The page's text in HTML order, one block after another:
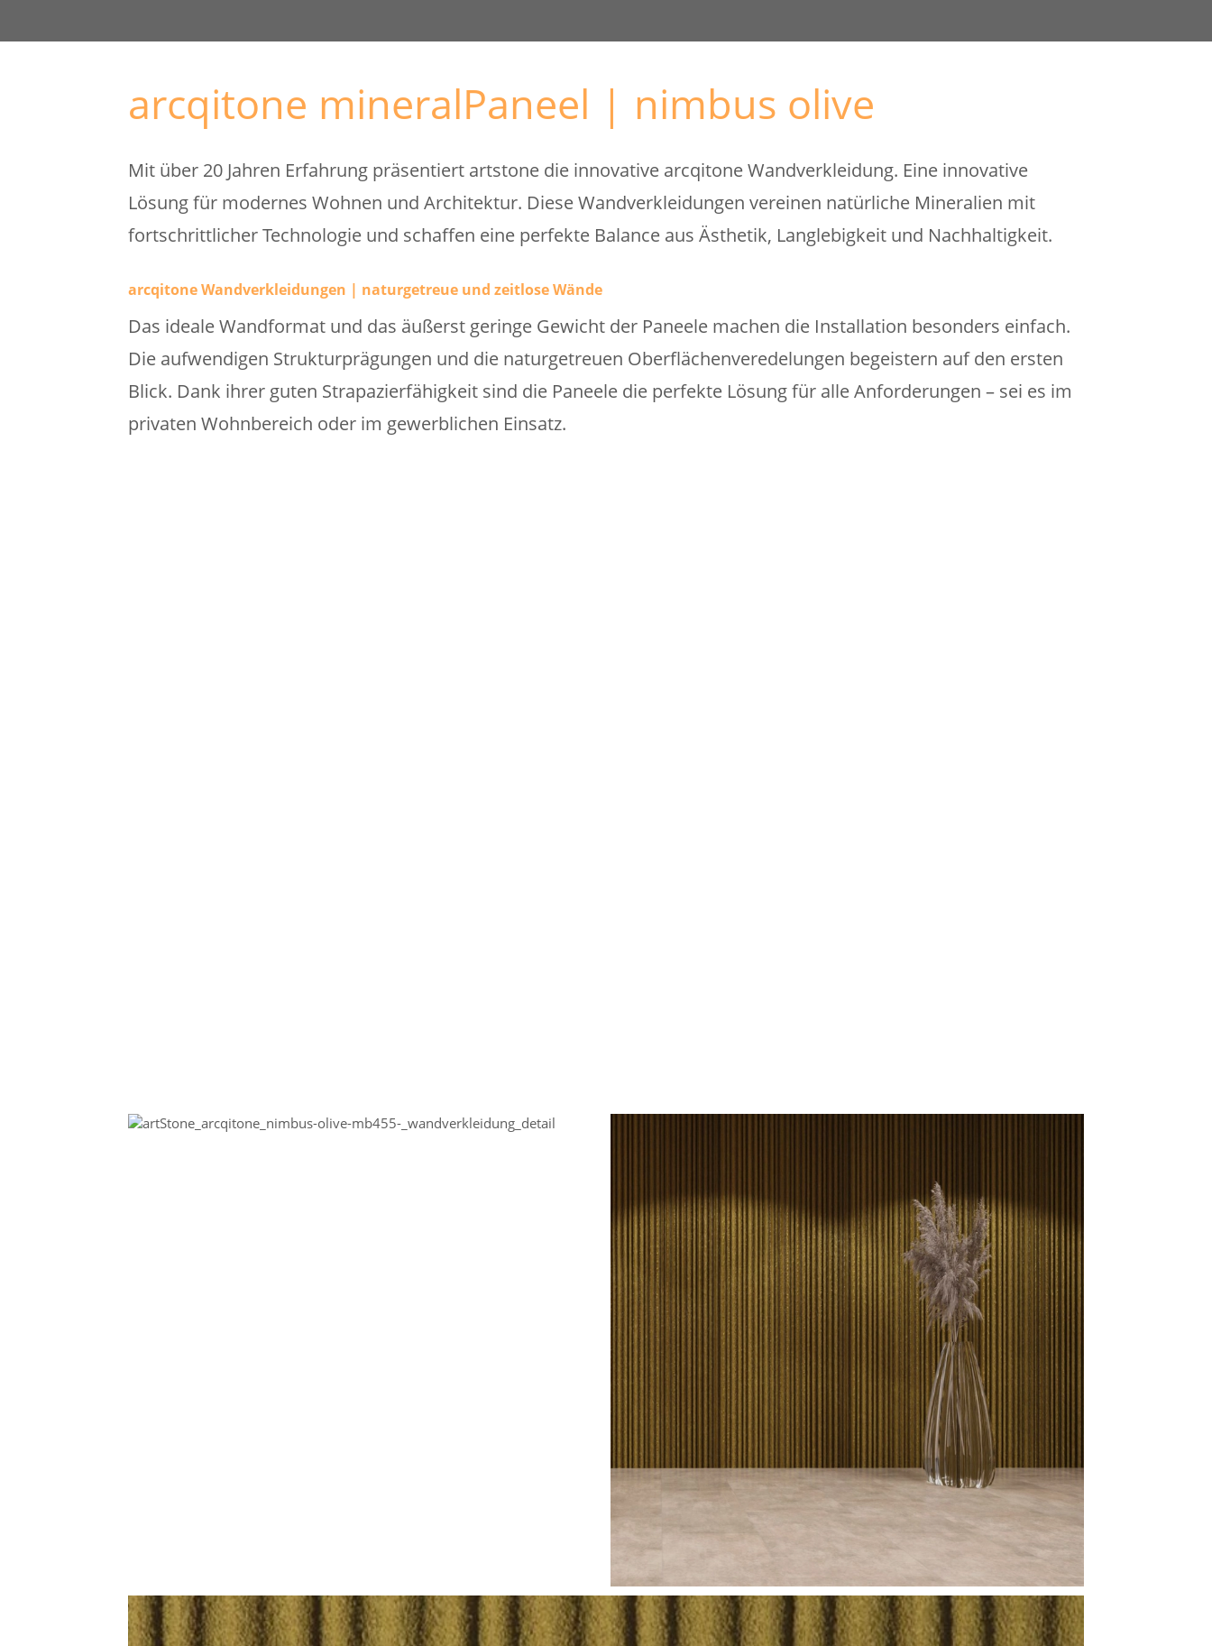
arcqitone mineralPaneel | nimbus olive
Mit über 20 Jahren Erfahrung präsentiert artstone die innovative arcqitone Wandverkleidung. Eine innovative
Lösung für modernes Wohnen und Architektur. Diese Wandverkleidungen vereinen natürliche Mineralien mit
fortschrittlicher Technologie und schaffen eine perfekte Balance aus Ästhetik, Langlebigkeit und Nachhaltigkeit.
arcqitone Wandverkleidungen | naturgetreue und zeitlose Wände
Das ideale Wandformat und das äußerst geringe Gewicht der Paneele machen die Installation besonders einfach.
Die aufwendigen Strukturprägungen und die naturgetreuen Oberflächenveredelungen begeistern auf den ersten
Blick. Dank ihrer guten Strapazierfähigkeit sind die Paneele die perfekte Lösung für alle Anforderungen – sei es im
privaten Wohnbereich oder im gewerblichen Einsatz.